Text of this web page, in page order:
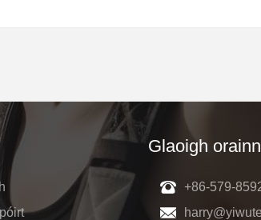
Glaoigh orainn
+86-579-